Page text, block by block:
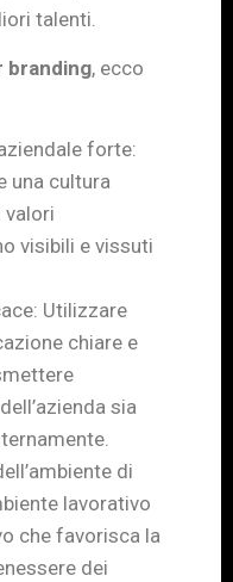
talenti.
branding, ecco
forte:
una cultura
valori
visibili e vissuti
Utilizzare
chiare e
sia
di
lavorativo
che favorisca la
dei